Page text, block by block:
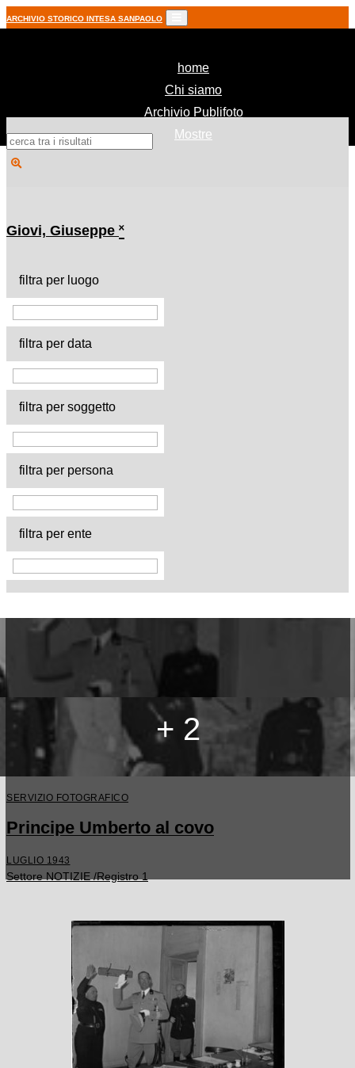
ARCHIVIO STORICO INTESA SANPAOLO
home(current)
Chi siamo
Archivio Publifoto
Mostre
Giovi, Giuseppe ˟
filtra per luogo
filtra per data
filtra per soggetto
filtra per persona
filtra per ente
+ 2
SERVIZIO FOTOGRAFICO
Principe Umberto al covo
LUGLIO 1943
Settore NOTIZIE /Registro 1